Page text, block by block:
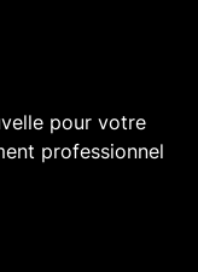
pour votre
professionnel